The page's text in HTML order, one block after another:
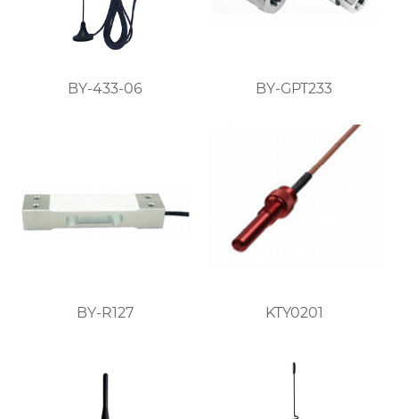
BY-433-06 BY-GPT233
BY-R127 KTY0201